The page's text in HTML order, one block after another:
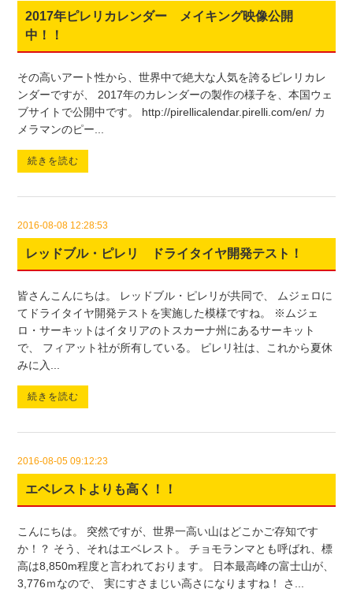
2017年ピレリカレンダー メイキング映像公開
中！！
その高いアート性から、世界中で絶大な人気を誇るピレリカレ
ンダーですが、 2017年のカレンダーの製作の様子を、本国ウェ
ブサイトで公開中です。 http://pirellicalendar.pirelli.com/en/ カ
メラマンのピー...
続きを読む
2016-08-08 12:28:53
レッドブル・ピレリ ドライタイヤ開発テスト！
皆さんこんにちは。 レッドブル・ピレリが共同で、 ムジェロに
てドライタイヤ開発テストを実施した模様ですね。 ※ムジェ
ロ・サーキットはイタリアのトスカーナ州にあるサーキット
で、 フィアット社が所有している。 ピレリ社は、これから夏休
みに入...
続きを読む
2016-08-05 09:12:23
エベレストよりも高く！！
こんにちは。 突然ですが、世界一高い山はどこかご存知です
か！？ そう、それはエベレスト。 チョモランマとも呼ばれ、標
高は8,850m程度と言われております。 日本最高峰の富士山が、
3,776ｍなので、 実にすさまじい高さになりますね！ さ...